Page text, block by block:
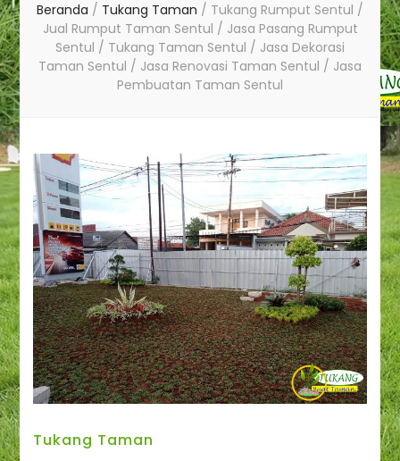
Beranda / Tukang Taman / Tukang Rumput Sentul /
Jual Rumput Taman Sentul / Jasa Pasang Rumput
Sentul / Tukang Taman Sentul / Jasa Dekorasi
Taman Sentul / Jasa Renovasi Taman Sentul / Jasa
Pembuatan Taman Sentul
Tukang Taman